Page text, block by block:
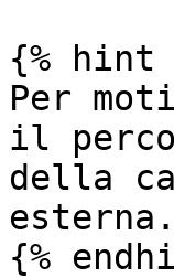
{% hint
Per
il
della
esterna.
{%